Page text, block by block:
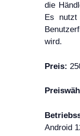
die
Es nutzt
wird.
Preis:
Android